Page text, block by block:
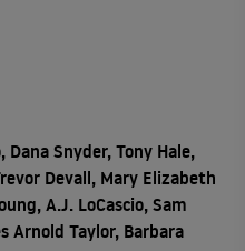
Dana Snyder, Tony Hale,
Devall, Mary Elizabeth
A.J. LoCascio, Sam
Arnold Taylor, Barbara